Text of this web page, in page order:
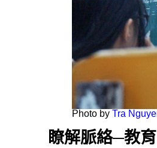
Photo by Tra
瞭解脈絡─教